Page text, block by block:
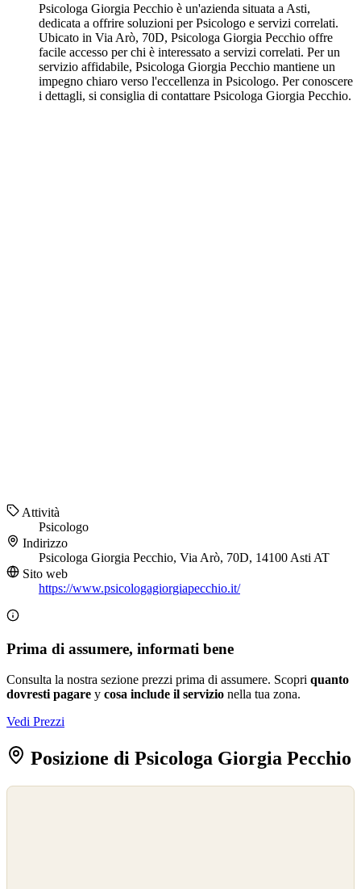
Psicologa Giorgia Pecchio è un'azienda situata a Asti,
dedicata a offrire soluzioni per Psicologo e servizi correlati.
Ubicato in Via Arò, 70D, Psicologa Giorgia Pecchio offre
facile accesso per chi è interessato a servizi correlati. Per un
servizio affidabile, Psicologa Giorgia Pecchio mantiene un
impegno chiaro verso l'eccellenza in Psicologo. Per conoscere
i dettagli, si consiglia di contattare Psicologa Giorgia Pecchio.
Attività
Psicologo
Indirizzo
Psicologa Giorgia Pecchio, Via Arò, 70D, 14100 Asti AT
Sito web
https://www.psicologagiorgiapecchio.it/
Prima di assumere, informati bene
Consulta la nostra sezione prezzi prima di assumere. Scopri quanto
dovresti pagare y cosa include il servizio nella tua zona.
Vedi Prezzi
Posizione di Psicologa Giorgia Pecchio